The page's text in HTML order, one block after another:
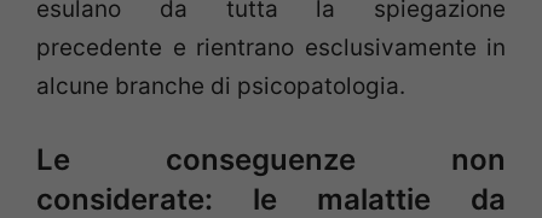
esulano da tutta la spiegazione
precedente e rientrano esclusivamente in
alcune branche di psicopatologia.
Le conseguenze non
considerate: le malattie da